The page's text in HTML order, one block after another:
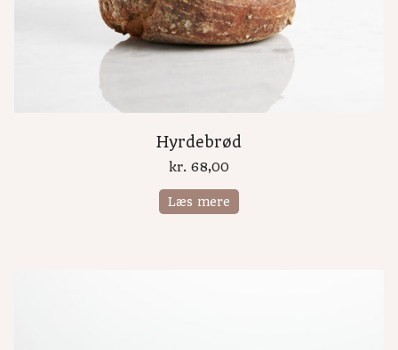
Hyrdebrød
kr. 68,00
Læs mere